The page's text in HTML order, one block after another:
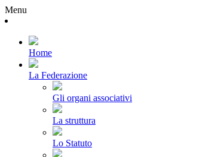
Menu
Home
La Federazione
Gli organi associativi
La struttura
Lo Statuto